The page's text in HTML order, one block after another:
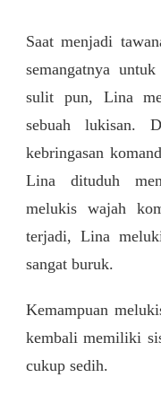
Saat menjadi
semangatnya
sulit pun, Lina
sebuah lukisan.
kebringasan
Lina dituduh
melukis wajah
terjadi, Lina
sangat buruk.
Kemampuan
kembali memiliki
cukup sedih.